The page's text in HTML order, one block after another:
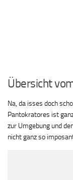
Übersicht
Na, da isses doch
Pantokratores ist
zur Umgebung und
nicht ganz so